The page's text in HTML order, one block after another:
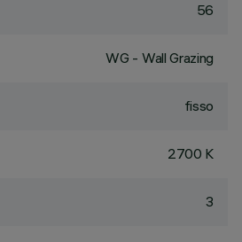
56
WG - Wall Grazing
fisso
2700 K
3